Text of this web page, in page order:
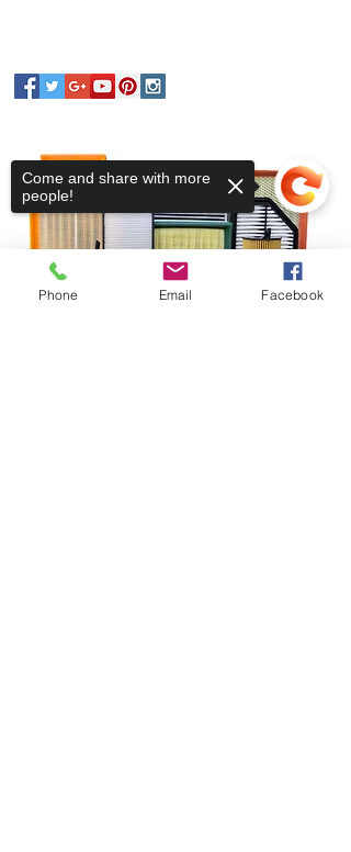
Phone Email Facebook
Come and share with more
people!